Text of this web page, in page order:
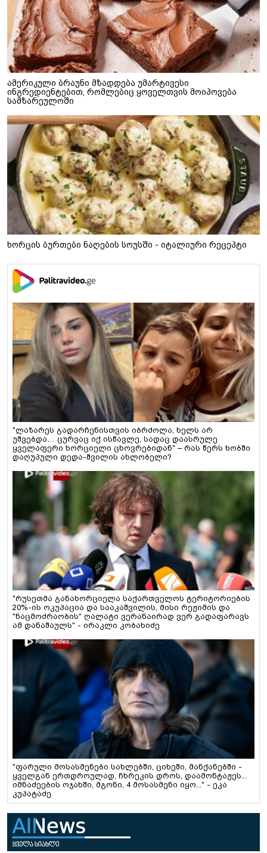
ამერიკული ბრაუნი მზადდება უმარტივესი
ინგრედიენტებით, რომლებიც ყოველთვის მოიპოვება
სამზარეულოში
ხორცის ბურთები ნაღების სოუსში - იტალიური რეცეპტი
"ლაზარეს გადარჩენისთვის იბრძოლა, ხელს არ
უშვებდა… ცურვაც იქ ისწავლე, სადაც დაასრულე
ყველაფერი ხორციელი ცხოვრებიდან" – რას წერს ხობში
დაღუპული დედა-შვილის ახლობელი?
"რუსეთმა განახორციელა საქართველოს ტერიტორიების
20%-ის ოკუპაცია და სააკაშვილის, მისი რეჟიმის და
"ნაცმოძრაობის" ღალატი ვერანაირად ვერ გადაფარავს
ამ დანაშაულს" - ირაკლი კობახიძე
"ფარული მოსასმენები სახლებში, ციხეში, მანქანებში -
ყველგან ერთდროულად, ჩხრეკის დროს, დაამონტაჟეს...
იმნაძეების ოჯახში, მგონი, 4 მოსასმენი იყო..." - ეკა
კუპატაძე